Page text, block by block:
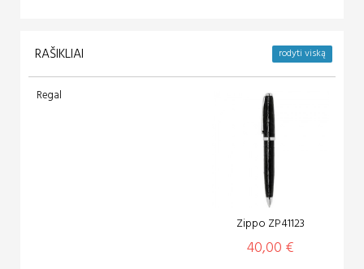
RAŠIKLIAI rodyti viską
Zippo ZP41123
40,00 €
Regal